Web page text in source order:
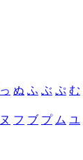
っ ぬ ふ ぶ ぷ む
ヌ フ ブ プ ム ユ